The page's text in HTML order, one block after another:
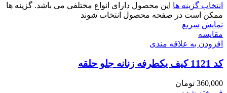
انتخاب گزینه ها این محصول دارای انواع مختلفی می باشد. گزینه ها
ممکن است در صفحه محصول انتخاب شوند
نمایش سریع
مقايسه
افزودن به علاقه مندی
کد 1121 کیف یکطرفه زنانه جلو حلقه
360,000 تومان